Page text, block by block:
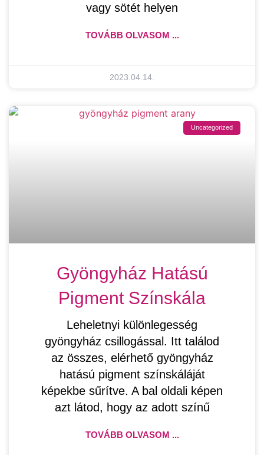
vagy sötét helyen
TOVÁBB OLVASOM ...
2023.04.14.
Uncategorized
Gyöngyház Hatású
Pigment Színskála
Leheletnyi különlegesség
gyöngyház csillogással. Itt találod
az összes, elérhető gyöngyház
hatású pigment színskáláját
képekbe sűrítve. A bal oldali képen
azt látod, hogy az adott színű
TOVÁBB OLVASOM ...